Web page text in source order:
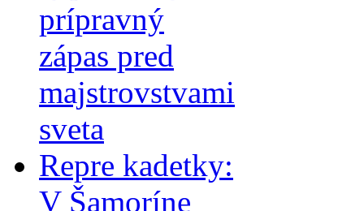
prípravný
zápas pred
majstrovstvami
sveta
Repre kadetky:
V Šamoríne